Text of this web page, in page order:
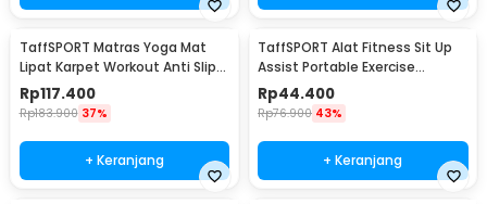
TaffSPORT Matras Yoga Mat
Lipat Karpet Workout Anti Slip
TPE 183x61cm - PROlite 60
Rp117.400
Rp183.900 37%
+ Keranjang
TaffSPORT Alat Fitness Sit Up
Assist Portable Exercise
Equipment - CM001
Rp44.400
Rp76.900 43%
+ Keranjang